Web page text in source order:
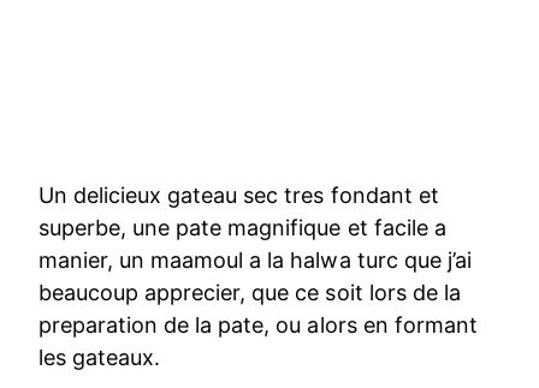
Un delicieux gateau sec tres fondant et
superbe, une pate magnifique et facile a
manier, un maamoul a la halwa turc que j’ai
beaucoup apprecier, que ce soit lors de la
preparation de la pate, ou alors en formant
les gateaux.